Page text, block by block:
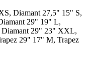
Diamant 27,5" 15" S,
29" 19" L,
29" 23" XXL,
29" 17" M, Trapez